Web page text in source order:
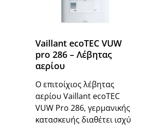
Vaillant ecoTEC VUW
pro 286 – Λέβητας
αερίου
Ο επιτοίχιος λέβητας
αερίου Vaillant ecoTEC
VUW Pro 286, γερμανικής
κατασκευής διαθέτει ισχύ